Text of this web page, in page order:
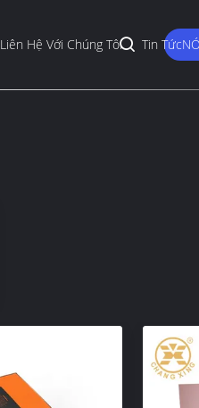
Liên Hệ Với Chúng Tôi Tin Tức